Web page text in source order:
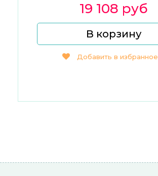
19 108 руб
В корзину
Добавить в избранное